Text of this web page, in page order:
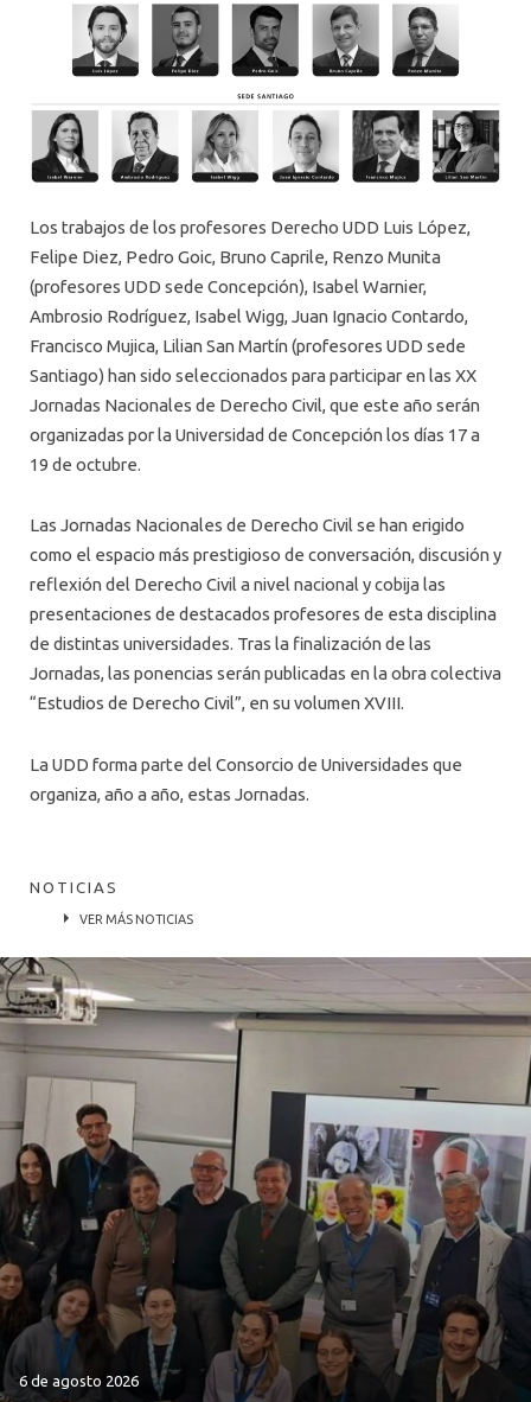
Los trabajos de los profesores Derecho UDD Luis López,
Felipe Diez, Pedro Goic, Bruno Caprile, Renzo Munita
(profesores UDD sede Concepción), Isabel Warnier,
Ambrosio Rodríguez, Isabel Wigg, Juan Ignacio Contardo,
Francisco Mujica, Lilian San Martín (profesores UDD sede
Santiago) han sido seleccionados para participar en las XX
Jornadas Nacionales de Derecho Civil, que este año serán
organizadas por la Universidad de Concepción los días 17 a
19 de octubre.
Las Jornadas Nacionales de Derecho Civil se han erigido
como el espacio más prestigioso de conversación, discusión y
reflexión del Derecho Civil a nivel nacional y cobija las
presentaciones de destacados profesores de esta disciplina
de distintas universidades. Tras la finalización de las
Jornadas, las ponencias serán publicadas en la obra colectiva
“Estudios de Derecho Civil”, en su volumen XVIII.
La UDD forma parte del Consorcio de Universidades que
organiza, año a año, estas Jornadas.
NOTICIAS
VER MÁS NOTICIAS
6 de agosto 2026